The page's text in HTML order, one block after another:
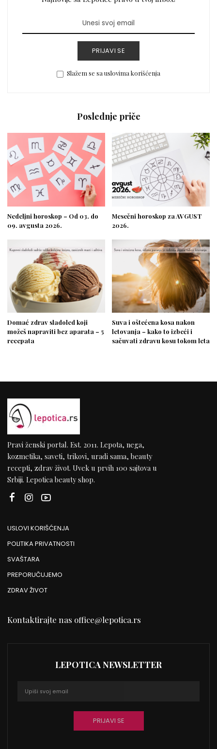
PRIJAVI SE
Slažem se sa uslovima korišćenja
Poslednje priče
Nedeljni horoskop – Od 03. do
09. avgusta 2026.
Mesečni horoskop za AVGUST
2026.
Domać zdrav sladoled koji
možeš napraviti bez aparata – 5
recepata
Suva i oštećena kosa nakon
letovanja – kako to izbeći i
sačuvati zdravu kosu tokom leta
Pravi ženski portal. Est. 2011. Lepota, nega,
kozmetika, saveti, trikovi, uradi sama, beauty
recepti, zdrav život. Uvek u prvih 100 sajtova u
Srbiji. Lepotica beauty shop.
USLOVI KORIŠĆENJA
POLITIKA PRIVATNOSTI
SVAŠTARA
PREPORUČUJEMO
ZDRAV ŽIVOT
Kontaktirajte nas office@lepotica.rs
LEPOTICA NEWSLETTER